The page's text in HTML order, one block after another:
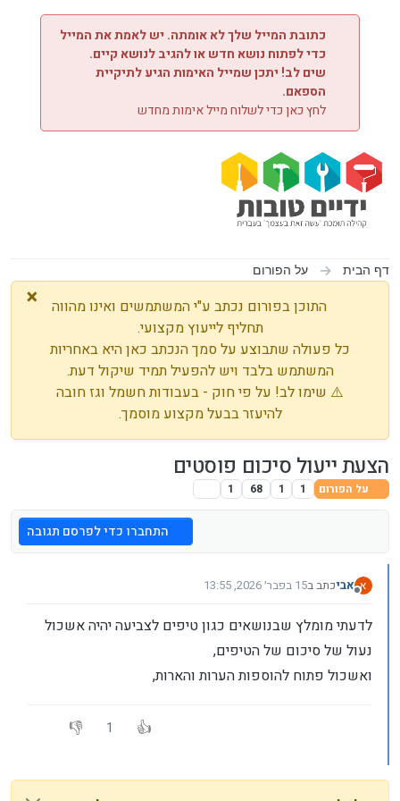
דילוג לתוכן
כתובת המייל שלך לא אומתה. יש לאמת את המייל
כדי לפתוח נושא חדש או להגיב לנושא קיים.
שים לב! יתכן שמייל האימות הגיע לתיקיית
הספאם.
לחץ כאן כדי לשלוח מייל אימות מחדש
דף הבית על הפורום
×
התוכן בפורום נכתב ע"י המשתמשים ואינו מהווה
תחליף לייעוץ מקצועי.
כל פעולה שתבוצע על סמך הנכתב כאן היא באחריות
המשתמש בלבד ויש להפעיל תמיד שיקול דעת.
⚠️ שימו לב! על פי חוק - בעבודות חשמל וגז חובה
להיעזר בבעל מקצוע מוסמך.
הצעת ייעול סיכום פוסטים
על הפורום 1
1
68
1
התחברו כדי לפרסם תגובה
א
מנותק
אביכתב ב15 בפבר׳ 2026, 13:55
נערך לאחרונה על ידי
לדעתי מומלץ שבנושאים כגון טיפים לצביעה יהיה אשכול
נעול של סיכום של הטיפים,
ואשכול פתוח להוספות הערות והארות,
1